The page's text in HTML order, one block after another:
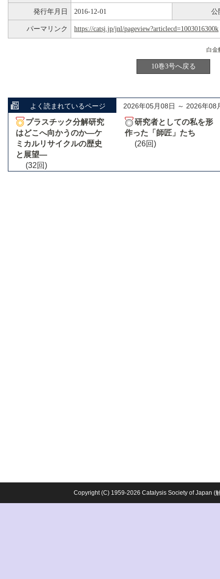
発行年月日 2016-12-01 公
パーマリンク https://catsj.jp/jnl/pageview?articlecd=1003016300k
10巻3号へ戻る
よく読まれているページ 2026年05月08日 ～ 2026年08
プラスチック分解研究
はどこへ向かうのか―ケ
ミカルリサイクルの歴史
と展望―
(32回)
研究者としての私を形
作った「師匠」たち
(26回)
Copyright (C) 1959-2026 Catalysis Society of Japan (